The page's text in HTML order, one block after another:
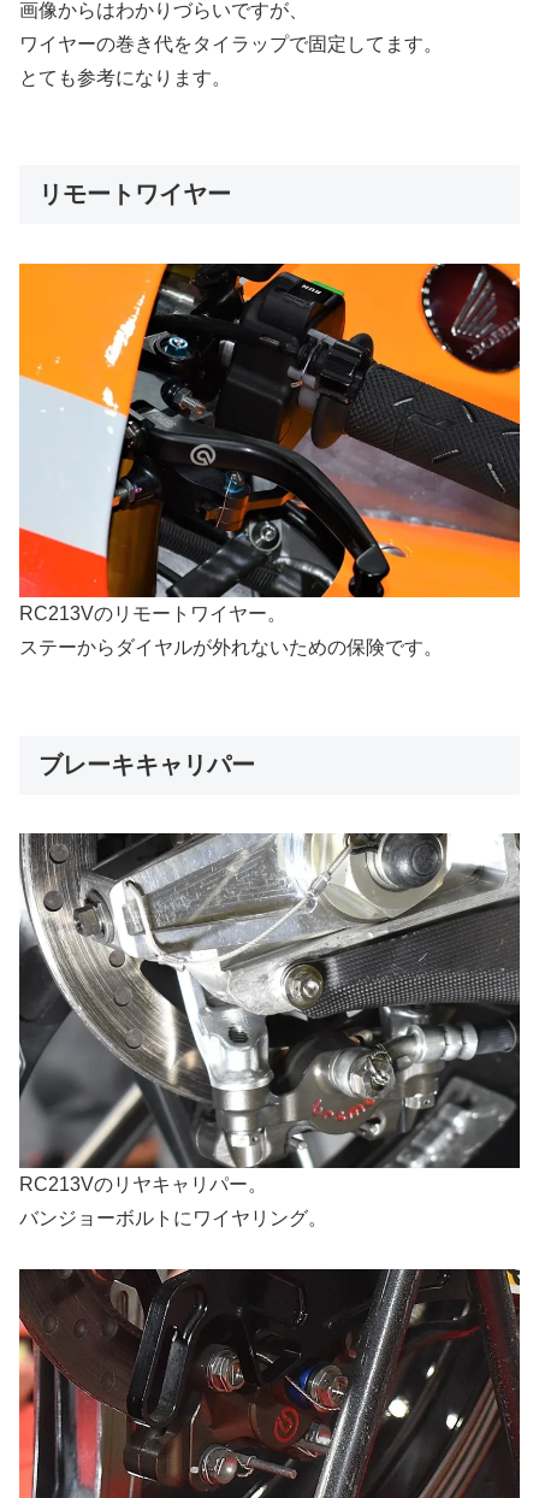
画像からはわかりづらいですが、
ワイヤーの巻き代をタイラップで固定してます。
とても参考になります。
リモートワイヤー
RC213Vのリモートワイヤー。
ステーからダイヤルが外れないための保険です。
ブレーキキャリパー
RC213Vのリヤキャリパー。
バンジョーボルトにワイヤリング。